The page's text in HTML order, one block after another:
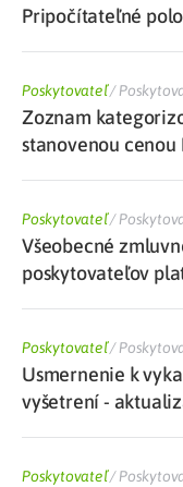
Pripočítateľné
Poskytovateľ/
Zoznam
stanovenou cenou
Poskytovateľ/
Všeobecné
poskytovateľov
Poskytovateľ/
Usmernenie k
vyšetrení -
Poskytovateľ/